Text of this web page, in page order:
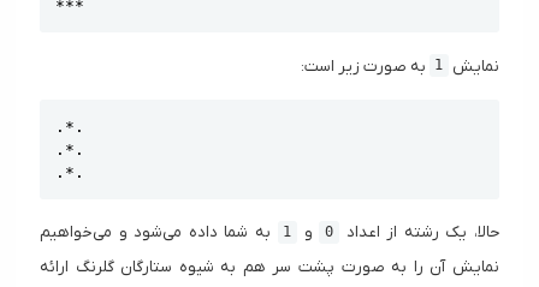
***
نمایش 1 به صورت زیر است:
.*.
.*.
.*.
حالا، یک رشته از اعداد 0 و 1
به شما داده می‌شود و می‌خواهیم
نمایش آن را به صورت پشت سر هم به شیوه ستارگان گلرنگ ارائه